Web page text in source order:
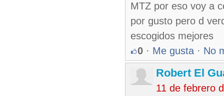
MTZ por eso voy a
por gusto pero d
escogidos mejores
0 · Me gusta · No
Robert El
11 de febrero